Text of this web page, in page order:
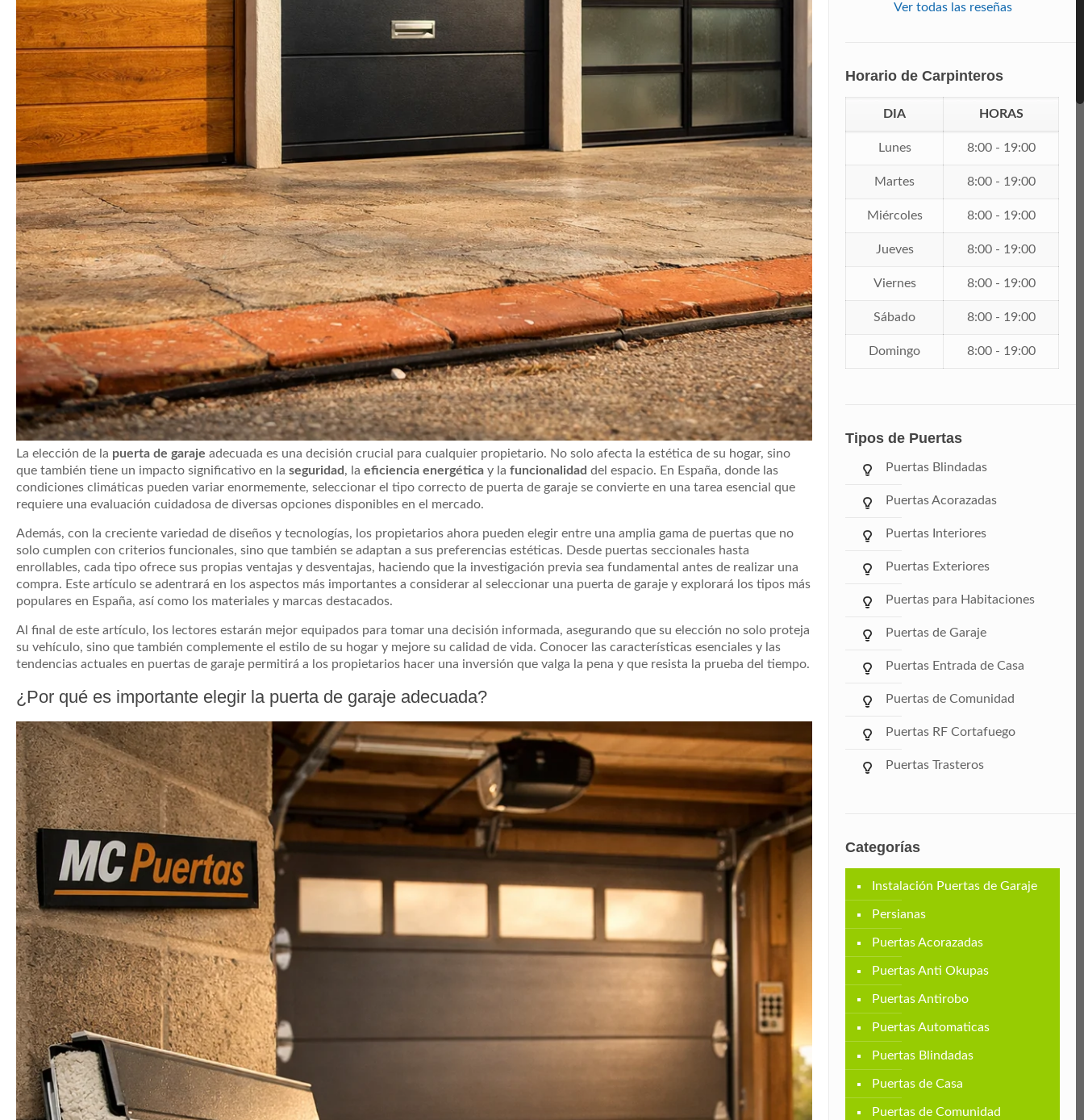
La elección de la puerta de garaje adecuada es una decisión crucial para cualquier propietario. No solo afecta la estética de su hogar, sino
que también tiene un impacto significativo en laseguridad, laeficiencia energética y lafuncionalidad del espacio. En España, donde las
condiciones climáticas pueden variar enormemente, seleccionar el tipo correcto de puerta de garaje se convierte en una tarea esencial que
requiere una evaluación cuidadosa de diversas opciones disponibles en el mercado.
Además, con la creciente variedad de diseños y tecnologías, los propietarios ahora pueden elegir entre una amplia gama de puertas que no
solo cumplen con criterios funcionales, sino que también se adaptan a sus preferencias estéticas. Desde puertas seccionales hasta
enrollables, cada tipo ofrece sus propias ventajas y desventajas, haciendo que la investigación previa sea fundamental antes de realizar una
compra. Este artículo se adentrará en los aspectos más importantes a considerar al seleccionar una puerta de garaje y explorará los tipos más
populares en España, así como los materiales y marcas destacados.
Al final de este artículo, los lectores estarán mejor equipados para tomar una decisión informada, asegurando que su elección no solo proteja
su vehículo, sino que también complemente el estilo de su hogar y mejore su calidad de vida. Conocer las características esenciales y las
tendencias actuales en puertas de garaje permitirá a los propietarios hacer una inversión que valga la pena y que resista la prueba del tiempo.
¿Por qué es importante elegir la puerta de garaje adecuada?
Ver todas las reseñas
Horario de Carpinteros
DIA HORAS
Lunes 8:00 - 19:00
Martes 8:00 - 19:00
Miércoles 8:00 - 19:00
Jueves 8:00 - 19:00
Viernes 8:00 - 19:00
Sábado 8:00 - 19:00
Domingo 8:00 - 19:00
Tipos de Puertas
Puertas Blindadas
Puertas Acorazadas
Puertas Interiores
Puertas Exteriores
Puertas para Habitaciones
Puertas de Garaje
Puertas Entrada de Casa
Puertas de Comunidad
Puertas RF Cortafuego
Puertas Trasteros
Categorías
Instalación Puertas de Garaje
Persianas
Puertas Acorazadas
Puertas Anti Okupas
Puertas Antirobo
Puertas Automaticas
Puertas Blindadas
Puertas de Casa
Puertas de Comunidad